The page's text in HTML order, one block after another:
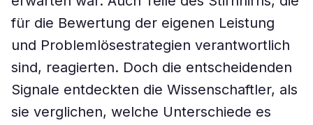
für die Bewertung der eigenen Leistung
und Problemlösestrategien verantwortlich
sind, reagierten. Doch die entscheidenden
Signale entdeckten die Wissenschaftler, als
sie verglichen, welche Unterschiede es